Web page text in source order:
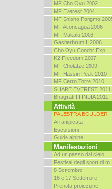
MF Cho Oyu 2002
MF Everest 2004
MF Shisha Pangma
MF Aconcagua 2006
MF Makalu 2006
Gasherbrum II 2006
Cho Oyu Condor Exp
K2 Freedom 2007
MF Cholatze 2009
MF Hassin Peak 2010
MF Cerro Torre 2010
SHARE EVEREST 2011
Bhagirati III INDIA 2011
Attività
PALESTRA BOULDER
Arrampicata
Escursioni
Guide alpine
Manifestazioni
Ad un passo dal cielo
Festival degli sport di m.
8 Settembre
16 e 17 Settembre
Prenota proiezione